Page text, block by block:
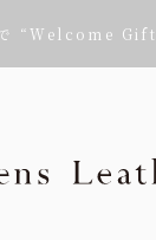
“Welcome Gift